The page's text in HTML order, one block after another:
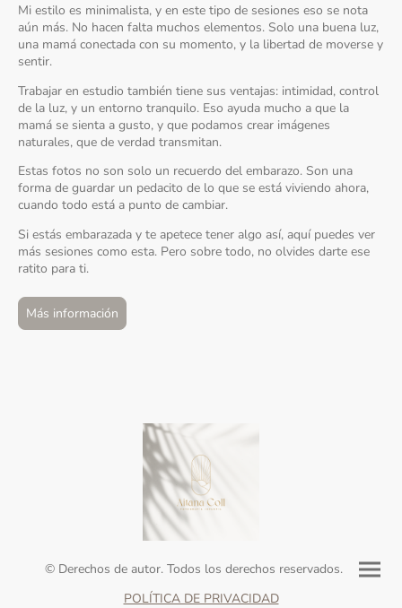
Mi estilo es minimalista, y en este tipo de sesiones eso se nota
aún más. No hacen falta muchos elementos. Solo una buena luz,
una mamá conectada con su momento, y la libertad de moverse y
sentir.
Trabajar en estudio también tiene sus ventajas: intimidad, control
de la luz, y un entorno tranquilo. Eso ayuda mucho a que la
mamá se sienta a gusto, y que podamos crear imágenes
naturales, que de verdad transmitan.
Estas fotos no son solo un recuerdo del embarazo. Son una
forma de guardar un pedacito de lo que se está viviendo ahora,
cuando todo está a punto de cambiar.
Si estás embarazada y te apetece tener algo así, aquí puedes ver
más sesiones como esta. Pero sobre todo, no olvides darte ese
ratito para ti.
Más información
© Derechos de autor. Todos los derechos reservados.
POLÍTICA DE PRIVACIDAD